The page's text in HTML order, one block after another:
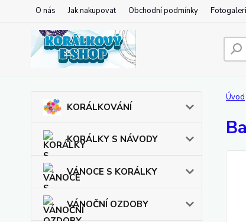
O nás Jak nakupovat Obchodní podmínky
KORÁLKOVÁNÍ
KORÁLKY S NÁVODY
VÁNOCE S KORÁLKY
VÁNOČNÍ OZDOBY
Úvod